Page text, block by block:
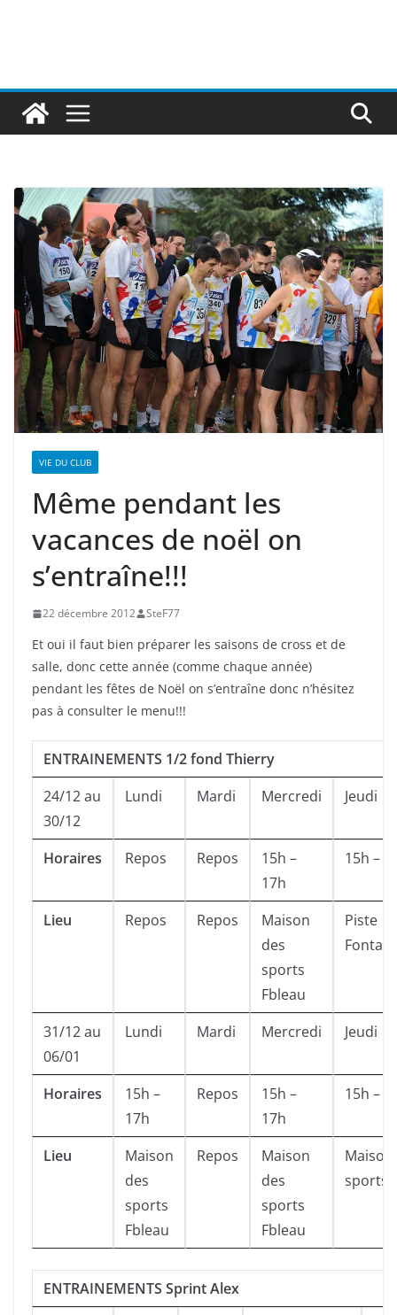
VIE DU CLUB
Même pendant les
vacances de noël on
s’entraîne!!!
22 décembre 2012 SteF77
Et oui il faut bien préparer les saisons de cross et de
salle, donc cette année (comme chaque année)
pendant les fêtes de Noël on s’entraîne donc n’hésitez
pas à consulter le menu!!!
ENTRAINEMENTS 1/2 fond Thierry
24/12 au
30/12
Lundi Mardi Mercredi Jeudi
Horaires Repos Repos
15h –
17h
15h –
Lieu Repos Repos
Maison
des
sports
Fbleau
Piste
31/12 au
06/01
Lundi Mardi Mercredi Jeudi
Horaires
15h –
17h
Repos
15h –
17h
15h –
Lieu
Maison
des
sports
Fbleau
Repos
Maison
des
sports
Fbleau
Maison
sports
ENTRAINEMENTS Sprint Alex